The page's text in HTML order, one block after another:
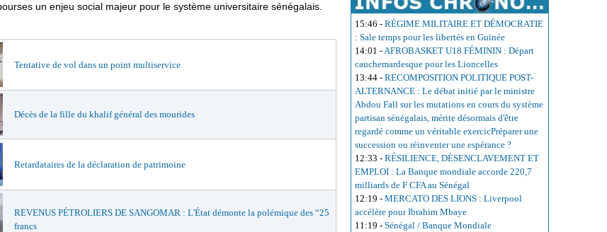
un enjeu social majeur pour le système universitaire sénégalais.
Tentative de vol dans un point multiservice
Décès de la fille du khalif général des mourides
Retardataires de la déclaration de patrimoine
REVENUS PÉTROLIERS DE SANGOMAR : L'État démonte la polémique des “25
francs
15:46 - RÉGIME MILITAIRE ET DÉMOCRATIE
: Sale temps pour les libertés en Guinée
14:01 -AFROBASKET U18 FÉMININ : Départ
cauchemardesque pour les Lioncelles
13:44 - RECOMPOSITION POLITIQUE POST-
ALTERNANCE : Le débat initié par le ministre
Abdou Fall sur les mutations en cours du système
partisan sénégalais, mérite désormais d'être
regardé comme un véritable exercicPréparer une
succession ou réinventer une espérance ?
12:33 - RÉSILIENCE, DÉSENCLAVEMENT ET
EMPLOI : La Banque mondiale accorde 220,7
milliards de F CFA au Sénégal
12:19 - MERCATO DES LIONS : Liverpool
accélère pour Ibrahim Mbaye
11:19 - Sénégal / Banque Mondiale